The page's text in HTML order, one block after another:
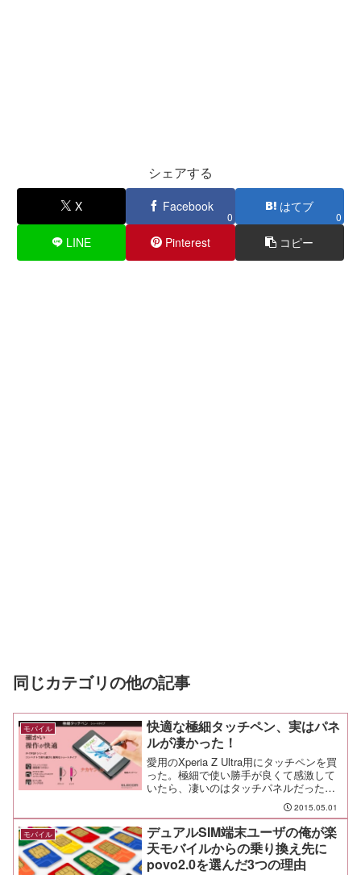
シェアする
X Facebook
0
はてブ
0
LINE Pinterest コピー
同じカテゴリの他の記事
モバイル
快適な極細タッチペン、実はパネ
ルが凄かった！
愛用のXperia Z Ultra用にタッチペンを買
った。極細で使い勝手が良くて感激して
いたら、凄いのはタッチパネルだったっ
てことがわかって、さらにSONY愛が深
まる今日この頃。皆様、心に愛はありま
すか。
2015.05.01
モバイル
デュアルSIM端末ユーザの俺が楽
天モバイルからの乗り換え先に
povo2.0を選んだ3つの理由